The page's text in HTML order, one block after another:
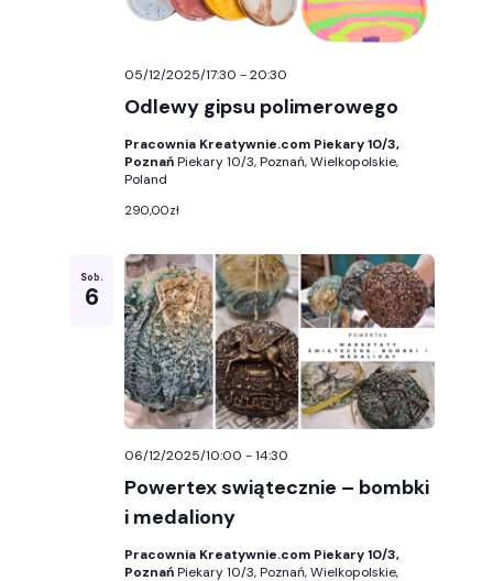
Odlewy gipsu polimerowego
05/12/2025/17:30 -20:30
Pracownia Kreatywnie.com Piekary 10/3,
PoznańPiekary 10/3, Poznań, Wielkopolskie,
Poland
290,00zł
Sob.
6
Powertex swiątecznie – bombki
i medaliony
06/12/2025/10:00 -14:30
Pracownia Kreatywnie.com Piekary 10/3,
PoznańPiekary 10/3, Poznań, Wielkopolskie,